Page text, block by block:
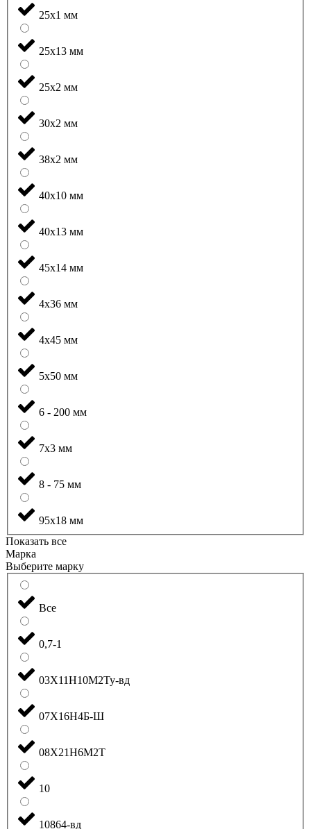
25x1 мм
25x13 мм
25x2 мм
30x2 мм
38x2 мм
40x10 мм
40x13 мм
45x14 мм
4x36 мм
4x45 мм
5x50 мм
6 - 200 мм
7x3 мм
8 - 75 мм
95x18 мм
Показать все
Марка
Выберите марку
Все
0,7-1
03Х11Н10М2Ту-вд
07Х16Н4Б-Ш
08Х21Н6М2Т
10
10864-вд